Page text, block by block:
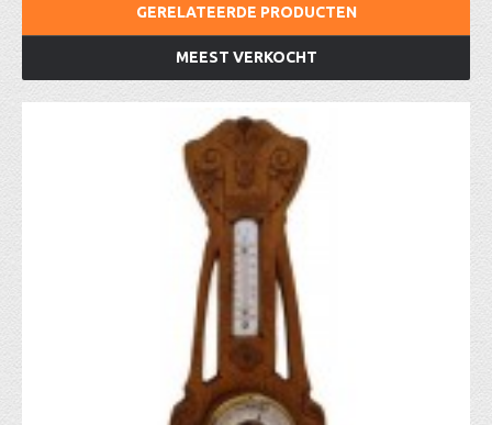
GERELATEERDE PRODUCTEN
MEEST VERKOCHT